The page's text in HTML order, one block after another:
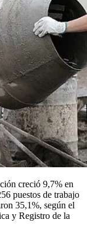
creció 9,7% en
puestos de trabajo
35,1%, según el
y Registro de la